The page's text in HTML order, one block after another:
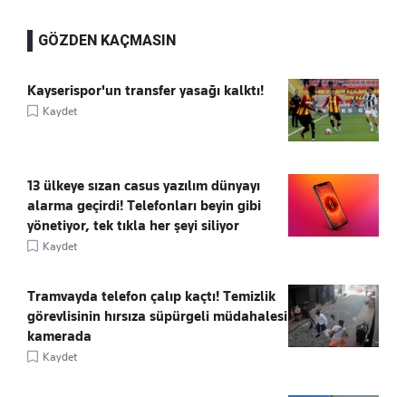
GÖZDEN KAÇMASIN
Kayserispor'un transfer yasağı kalktı!
Kaydet
13 ülkeye sızan casus yazılım dünyayı
alarma geçirdi! Telefonları beyin gibi
yönetiyor, tek tıkla her şeyi siliyor
Kaydet
Tramvayda telefon çalıp kaçtı! Temizlik
görevlisinin hırsıza süpürgeli müdahalesi
kamerada
Kaydet